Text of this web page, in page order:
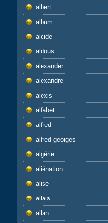
albert
album
alcide
aldous
alexander
alexandre
alexis
alfabet
alfred
alfred-georges
algérie
aliénation
alise
allais
allan